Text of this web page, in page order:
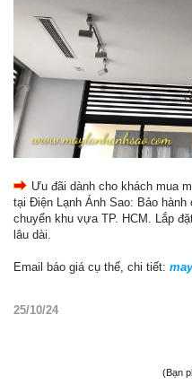
Ưu đãi dành cho khách mua
tại Điện Lạnh Ánh Sao: Bảo
chuyển khu vựa TP. HCM. Lắp
lâu dài.
Email báo giá cụ thể, chi tiết:
25/10/24
(Bạn